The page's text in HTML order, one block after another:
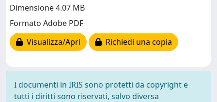
Dimensione 4.07 MB
Formato Adobe PDF
Visualizza/Apri
Richiedi una copia
I documenti in IRIS sono protetti da copyright e
tutti i diritti sono riservati, salvo diversa